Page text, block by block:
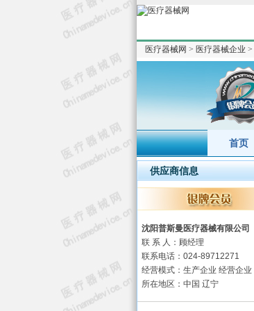
医疗器械网 > 医疗器械企业 >
首页
供应商信息
沈阳普斯曼医疗器械有限公司
联 系 人：顾经理
联系电话：024-89712271
经营模式：生产企业 经营企业
所在地区：中国 辽宁